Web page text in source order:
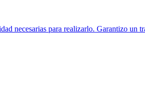
necesarias para realizarlo. Garantizo un